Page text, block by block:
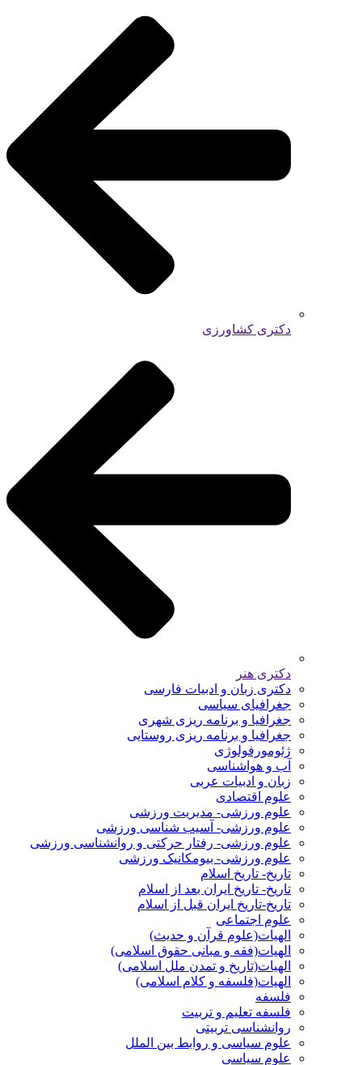
دکتری کشاورزی
دکتری هنر
دکتری زبان و ادبیات فارسی
جغرافیای سیاسی
جغرافیا و برنامه ریزی شهری
جغرافیا و برنامه ریزی روستایی
ژئومورفولوژی
آب و هواشناسی
زبان و ادبیات عربی
علوم اقتصادی
علوم ورزشی- مدیریت ورزشی
علوم ورزشی- آسیب شناسی ورزشی
علوم ورزشی- رفتار حرکتی و روانشناسی ورزشی
علوم ورزشی- بیومکانیک ورزشی
تاریخ- تاریخ اسلام
تاریخ- تاریخ ایران بعد از اسلام
تاریخ-تاریخ ایران قبل از اسلام
علوم اجتماعی
الهیات(علوم قرآن و حدیث)
الهیات(فقه و مبانی حقوق اسلامی)
الهیات(تاریخ و تمدن ملل اسلامی)
الهیات(فلسفه و کلام اسلامی)
فلسفه
فلسفه تعلیم و تربیت
روانشناسی تربیتی
علوم سیاسی و روابط بین الملل
علوم سیاسی